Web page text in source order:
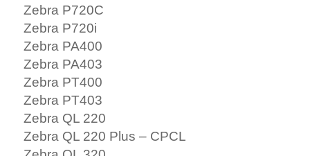
Zebra P720C
Zebra P720i
Zebra PA400
Zebra PA403
Zebra PT400
Zebra PT403
Zebra QL 220
Zebra QL 220 Plus – CPCL